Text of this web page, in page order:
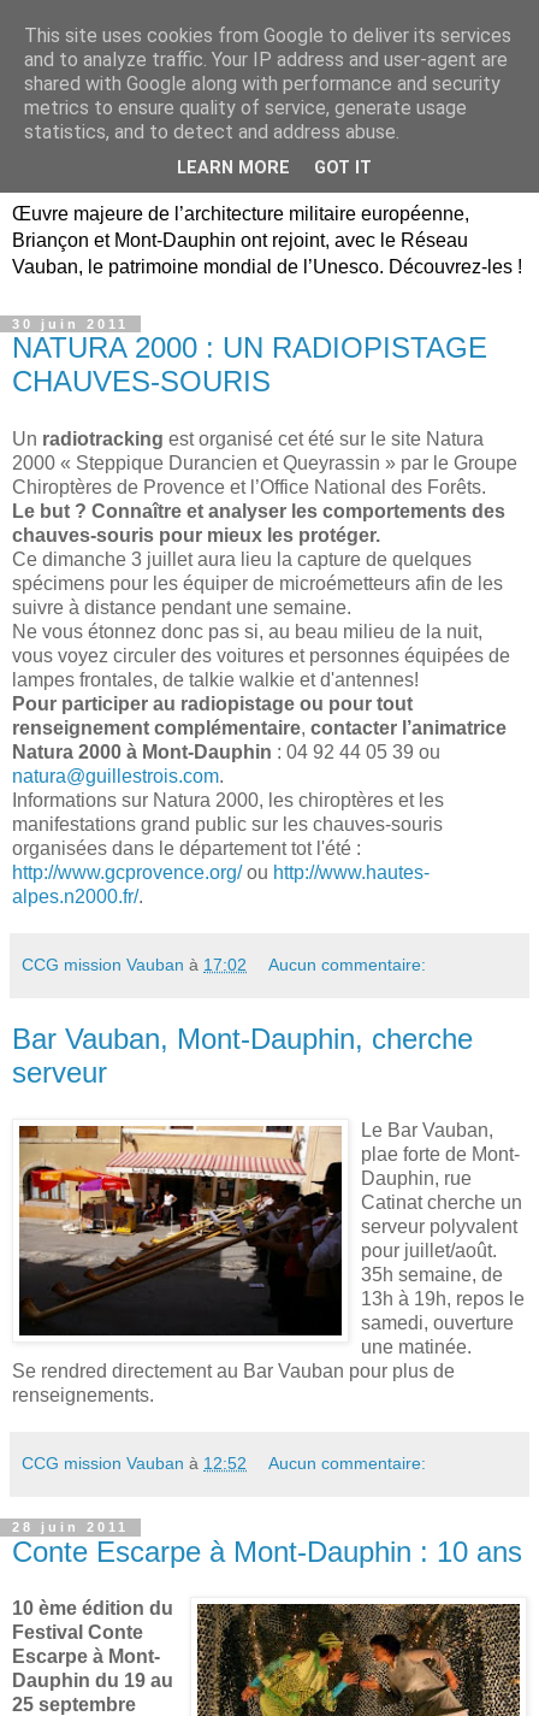
Briançon, Mont-Dauphin,
Vauban Unesco Hautes-
Œuvre majeure de l’architecture militaire européenne,
Briançon et Mont-Dauphin ont rejoint, avec le Réseau
Vauban, le patrimoine mondial de l’Unesco. Découvrez-les !
30 juin 2011
NATURA 2000 : UN RADIOPISTAGE
CHAUVES-SOURIS
Un radiotracking est organisé cet été sur le site Natura
2000 « Steppique Durancien et Queyrassin » par le Groupe
Chiroptères de Provence et l’Office National des Forêts.
Le but ? Connaître et analyser les comportements des
chauves-souris pour mieux les protéger.
Ce dimanche 3 juillet aura lieu la capture de quelques
spécimens pour les équiper de microémetteurs afin de les
suivre à distance pendant une semaine.
Ne vous étonnez donc pas si, au beau milieu de la nuit,
vous voyez circuler des voitures et personnes équipées de
lampes frontales, de talkie walkie et d'antennes!
Pour participer au radiopistage ou pour tout
renseignement complémentaire, contacter l’animatrice
Natura 2000 à Mont-Dauphin : 04 92 44 05 39 ou
natura@guillestrois.com.
Informations sur Natura 2000, les chiroptères et les
manifestations grand public sur les chauves-souris
organisées dans le département tot l'été :
http://www.gcprovence.org/ou http://www.hautes-
alpes.n2000.fr/.
CCG mission Vauban à 17:02 Aucun commentaire:
Bar Vauban, Mont-Dauphin, cherche
serveur
Le Bar Vauban,
plae forte de Mont-
Dauphin, rue
Catinat cherche un
serveur polyvalent
pour juillet/août.
35h semaine, de
13h à 19h, repos le
samedi, ouverture
une matinée.
Se rendred directement au Bar Vauban pour plus de
renseignements.
CCG mission Vauban à 12:52 Aucun commentaire:
28 juin 2011
Conte Escarpe à Mont-Dauphin : 10 ans
10 ème édition du
Festival Conte
Escarpe à Mont-
Dauphin du 19 au
25 septembre
This site uses cookies from Google to deliver its services
and to analyze traffic. Your IP address and user-agent are
shared with Google along with performance and security
metrics to ensure quality of service, generate usage
statistics, and to detect and address abuse.
LEARN MORE GOT IT